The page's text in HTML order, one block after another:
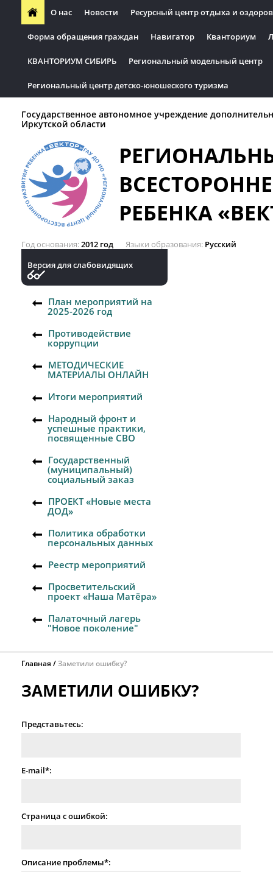
О нас Новости Ресурсный центр отдыха и
Форма обращения граждан Навигатор Кванториум
КВАНТОРИУМ СИБИРЬ Региональный модельный центр
Региональный центр детско-юношеского туризма
Государственное автономное учреждение
Иркутской области
РЕБЕНКА
Год основания 2012 год Языки образования Русский
Версия для слабовидящих
План мероприятий на
2025-2026 год
Противодействие
коррупции
МЕТОДИЧЕСКИЕ
МАТЕРИАЛЫ ОНЛАЙН
Итоги мероприятий
Народный фронт и
успешные практики,
посвященные СВО
Государственный
(муниципальный)
социальный заказ
ПРОЕКТ «Новые места
ДОД»
Политика обработки
персональных данных
Реестр мероприятий
Просветительский
проект «Наша Матёра»
Палаточный лагерь
"Новое поколение"
Главная Заметили ошибку?
ЗАМЕТИЛИ ОШИБКУ?
Представьтесь:
E-mail*:
Страница с ошибкой:
Описание проблемы*: